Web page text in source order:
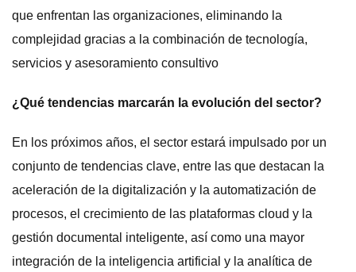
que enfrentan las organizaciones, eliminando la
complejidad gracias a la combinación de tecnología,
servicios y asesoramiento consultivo
¿Qué tendencias marcarán la evolución del sector?
En los próximos años, el sector estará impulsado por un
conjunto de tendencias clave, entre las que destacan la
aceleración de la digitalización y la automatización de
procesos, el crecimiento de las plataformas cloud y la
gestión documental inteligente, así como una mayor
integración de la inteligencia artificial y la analítica de